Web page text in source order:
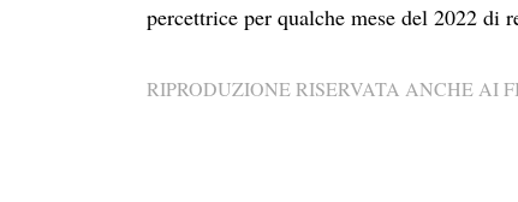
percettrice per qualche mese del 2022 di
RIPRODUZIONE RISERVATA ANCHE AI